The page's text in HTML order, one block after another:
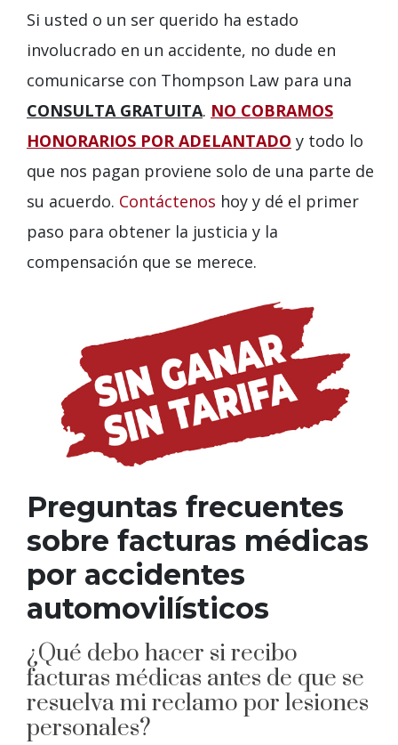
Si usted o un ser querido ha estado
involucrado en un accidente, no dude en
comunicarse con Thompson Law para una
CONSULTA GRATUITA. NO COBRAMOS
HONORARIOS POR ADELANTADO y todo lo
que nos pagan proviene solo de una parte de
su acuerdo. Contáctenos hoy y dé el primer
paso para obtener la justicia y la
compensación que se merece.
Preguntas frecuentes
sobre facturas médicas
por accidentes
automovilísticos
¿Qué debo hacer si recibo
facturas médicas antes de que se
resuelva mi reclamo por lesiones
personales?